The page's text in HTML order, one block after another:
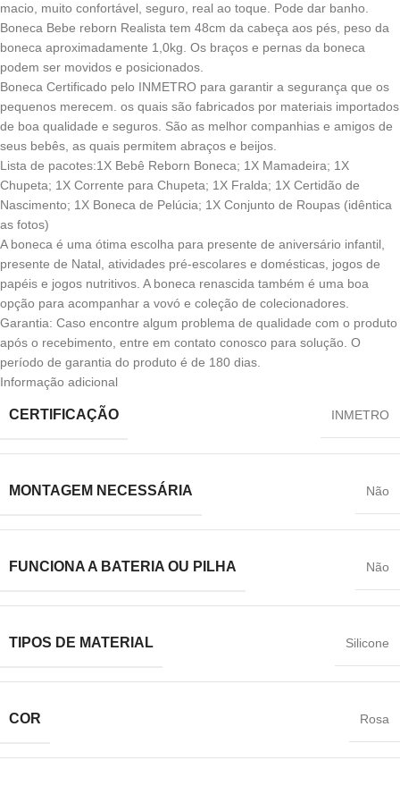
macio, muito confortável, seguro, real ao toque. Pode dar banho.
Boneca Bebe reborn Realista tem 48cm da cabeça aos pés, peso da
boneca aproximadamente 1,0kg. Os braços e pernas da boneca
podem ser movidos e posicionados.
Boneca Certificado pelo INMETRO para garantir a segurança que os
pequenos merecem. os quais são fabricados por materiais importados
de boa qualidade e seguros. São as melhor companhias e amigos de
seus bebês, as quais permitem abraços e beijos.
Lista de pacotes:1X Bebê Reborn Boneca; 1X Mamadeira; 1X
Chupeta; 1X Corrente para Chupeta; 1X Fralda; 1X Certidão de
Nascimento; 1X Boneca de Pelúcia; 1X Conjunto de Roupas (idêntica
as fotos)
A boneca é uma ótima escolha para presente de aniversário infantil,
presente de Natal, atividades pré-escolares e domésticas, jogos de
papéis e jogos nutritivos. A boneca renascida também é uma boa
opção para acompanhar a vovó e coleção de colecionadores.
Garantia: Caso encontre algum problema de qualidade com o produto
após o recebimento, entre em contato conosco para solução. O
período de garantia do produto é de 180 dias.
Informação adicional
CERTIFICAÇÃO ‎INMETRO
MONTAGEM NECESSÁRIA ‎Não
FUNCIONA A BATERIA OU PILHA ‎Não
TIPOS DE MATERIAL ‎Silicone
COR ‎Rosa